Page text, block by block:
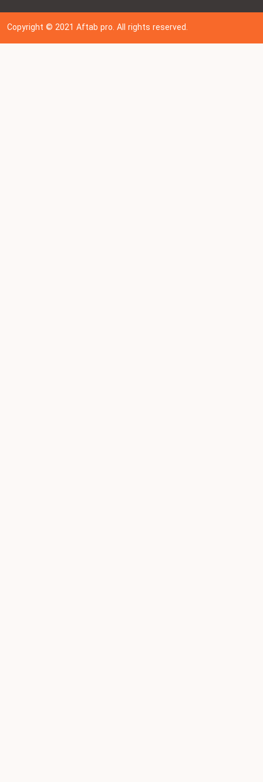
Copyright © 202 1Aftab pro. All rights reserved.